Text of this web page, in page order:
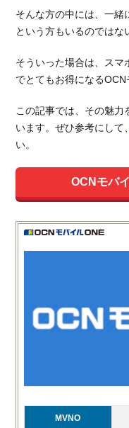
そんな方の中には、一緒
という方もいるのではな
そういった場合は、スマ
でとてもお得になるOCN
この記事では、その魅力
います。ぜひ参考にして
い。
OCNモバ
MVNO